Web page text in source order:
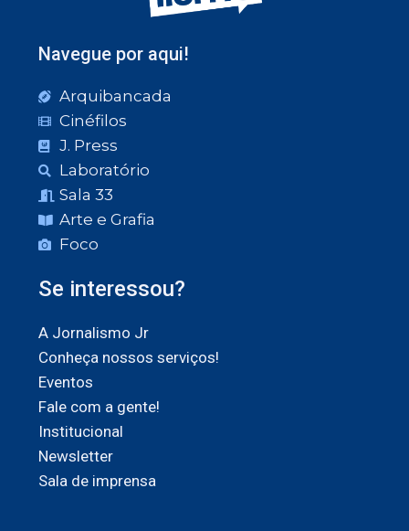
Navegue por aqui!
Arquibancada
Cinéfilos
J. Press
Laboratório
Sala 33
Arte e Grafia
Foco
Se interessou?
A Jornalismo Jr
Conheça nossos serviços!
Eventos
Fale com a gente!
Institucional
Newsletter
Sala de imprensa